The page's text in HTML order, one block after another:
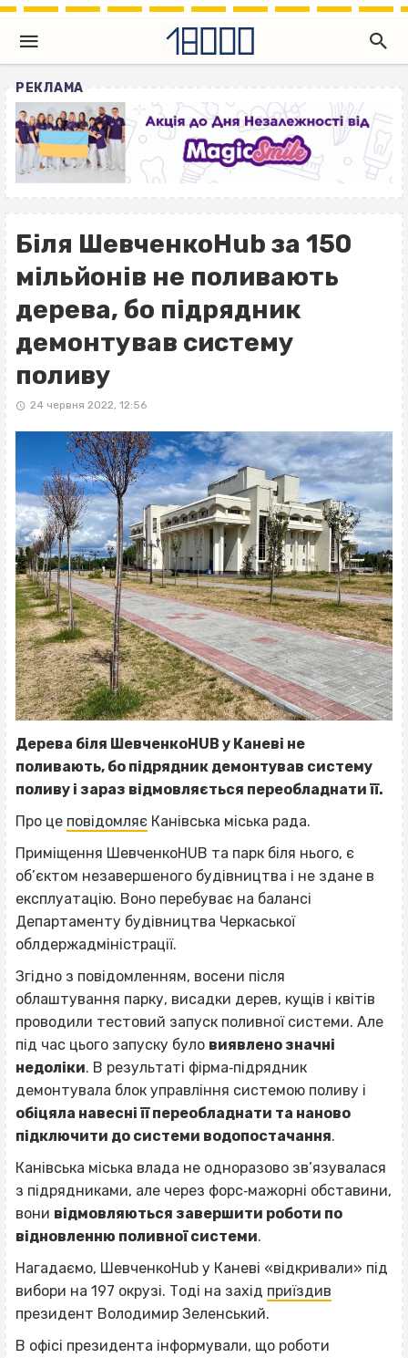
РЕКЛАМА
Біля ШевченкоHub за 150
мільйонів не поливають
дерева, бо підрядник
демонтував систему
поливу
24 червня 2022, 12:56
Дерева біля ШевченкоHUB у Каневі не
поливають, бо підрядник демонтував систему
поливу і зараз відмовляється переобладнати її.
Про це повідомляє Канівська міська рада.
Приміщення ШевченкоHUB та парк біля нього, є
об’єктом незавершеного будівництва і не здане в
експлуатацію. Воно перебуває на балансі
Департаменту будівництва Черкаської
облдержадміністрації.
Згідно з повідомленням, восени після
облаштування парку, висадки дерев, кущів і квітів
проводили тестовий запуск поливної системи. Але
під час цього запуску було виявлено значні
недоліки. В результаті фірма‐підрядник
демонтувала блок управління системою поливу і
обіцяла навесні її переобладнати та наново
підключити до системи водопостачання.
Канівська міська влада не одноразово зв’язувалася
з підрядниками, але через форс‐мажорні обставини,
вони відмовляються завершити роботи по
відновленню поливної системи.
Нагадаємо, ШевченкоHub у Каневі «відкривали» під
вибори на 197 окрузі. Тоді на захід приїздив
президент Володимир Зеленський.
В офісі президента інформували, що роботи